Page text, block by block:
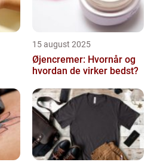
15 august 2025
Øjencremer: Hvornår og
hvordan de virker bedst?